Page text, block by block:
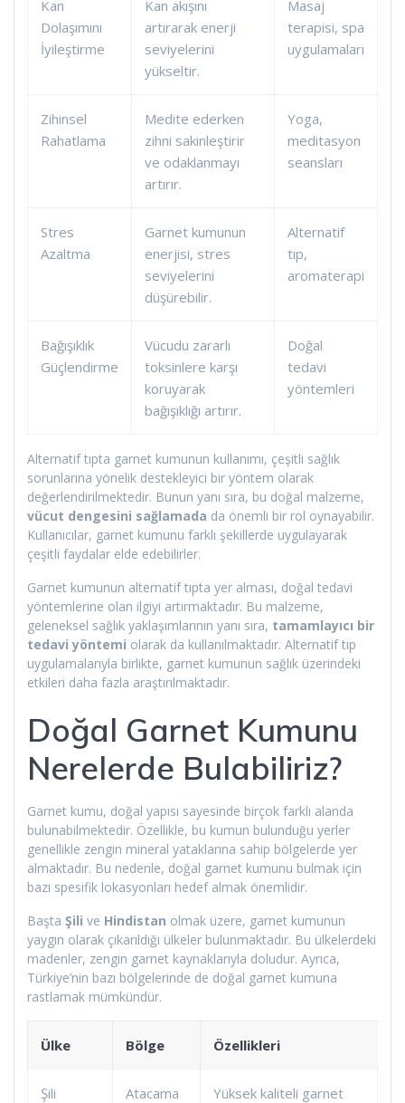
Kan
Dolaşımını
İyileştirme
Kan akışını
artırarak enerji
seviyelerini
yükseltir.
Masaj
terapisi, spa
uygulamaları
Zihinsel
Rahatlama
Medite ederken
zihni sakinleştirir
ve odaklanmayı
artırır.
Yoga,
meditasyon
seansları
Stres
Azaltma
Garnet kumunun
enerjisi, stres
seviyelerini
düşürebilir.
Alternatif
tıp,
aromaterapi
Bağışıklık
Güçlendirme
Vücudu zararlı
toksinlere karşı
koruyarak
bağışıklığı artırır.
Doğal
tedavi
yöntemleri
Alternatif tıpta garnet kumunun kullanımı, çeşitli sağlık
sorunlarına yönelik destekleyici bir yöntem olarak
değerlendirilmektedir. Bunun yanı sıra, bu doğal malzeme,
vücut dengesini sağlamada da önemli bir rol oynayabilir.
Kullanıcılar, garnet kumunu farklı şekillerde uygulayarak
çeşitli faydalar elde edebilirler.
Garnet kumunun alternatif tıpta yer alması, doğal tedavi
yöntemlerine olan ilgiyi artırmaktadır. Bu malzeme,
geleneksel sağlık yaklaşımlarının yanı sıra, tamamlayıcı bir
tedavi yöntemi olarak da kullanılmaktadır. Alternatif tıp
uygulamalarıyla birlikte, garnet kumunun sağlık üzerindeki
etkileri daha fazla araştırılmaktadır.
Doğal Garnet Kumunu
Nerelerde Bulabiliriz?
Garnet kumu, doğal yapısı sayesinde birçok farklı alanda
bulunabilmektedir. Özellikle, bu kumun bulunduğu yerler
genellikle zengin mineral yataklarına sahip bölgelerde yer
almaktadır. Bu nedenle, doğal garnet kumunu bulmak için
bazı spesifik lokasyonları hedef almak önemlidir.
Başta Şili ve Hindistan olmak üzere, garnet kumunun
yaygın olarak çıkarıldığı ülkeler bulunmaktadır. Bu ülkelerdeki
madenler, zengin garnet kaynaklarıyla doludur. Ayrıca,
Türkiye’nin bazı bölgelerinde de doğal garnet kumuna
rastlamak mümkündür.
Ülke Bölge Özellikleri
Şili
Atacama
Yüksek kaliteli garnet